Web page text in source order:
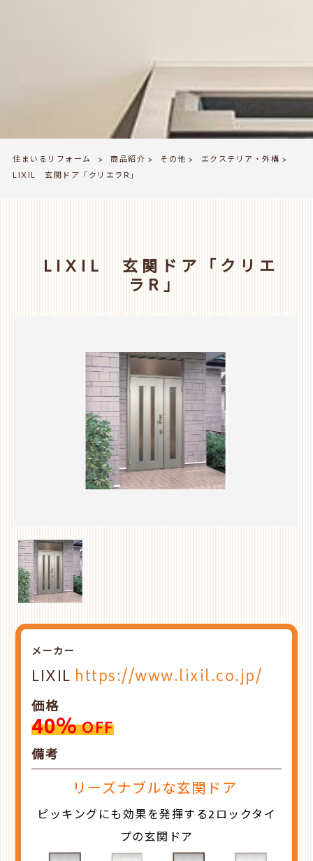
住まいるリフォーム > 商品紹介 > その他 > エクステリア・外構 >
LIXIL 玄関ドア「クリエラR」
LIXIL 玄関ドア「クリエ
ラR」
メーカー
LIXIL https://www.lixil.co.jp/
価格
40%OFF
備考
リーズナブルな玄関ドア
ピッキングにも効果を発揮する2ロックタイ
プの玄関ドア